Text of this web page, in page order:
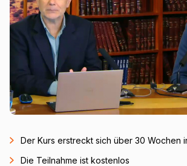
Der Kurs erstreckt sich über 30 Wochen
Die Teilnahme ist kostenlos